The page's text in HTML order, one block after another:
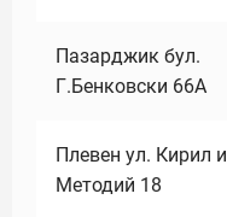
Пазарджик бул.
Г.Бенковски 66А
Плевен ул. Кирил и
Методий 18